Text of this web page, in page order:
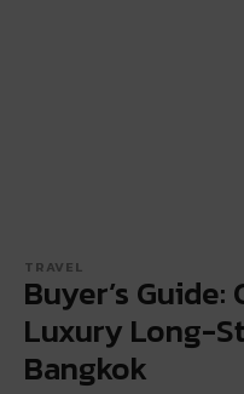
TRAVEL
Buyer’s
Luxury Long-
Bangkok